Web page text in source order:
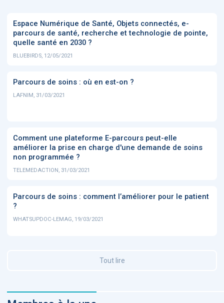
Espace Numérique de Santé, Objets connectés, e-
parcours de santé, recherche et technologie de pointe,
quelle santé en 2030 ?
BLUEBIRDS, 12/05/2021
Parcours de soins : où en est-on ?
LAFNIM, 31/03/2021
Comment une plateforme E-parcours peut-elle
améliorer la prise en charge d'une demande de soins
non programmée ?
TELEMEDACTION, 31/03/2021
Parcours de soins : comment l’améliorer pour le patient
?
WHATSUPDOC-LEMAG, 19/03/2021
Tout lire